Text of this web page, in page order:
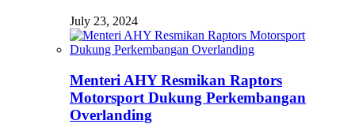
July 23, 2024
Menteri AHY Resmikan Raptors
Motorsport Dukung Perkembangan
Overlanding